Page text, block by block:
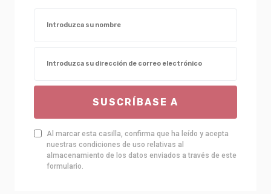
SUSCRÍBASE A
Al marcar esta casilla, confirma que ha leído y acepta
nuestras condiciones de uso relativas al
almacenamiento de los datos enviados a través de este
formulario.